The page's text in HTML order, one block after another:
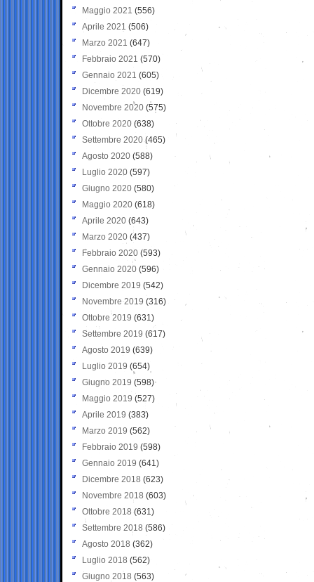
Maggio 2021 (556)
Aprile 2021 (506)
Marzo 2021 (647)
Febbraio 2021 (570)
Gennaio 2021 (605)
Dicembre 2020 (619)
Novembre 2020 (575)
Ottobre 2020 (638)
Settembre 2020(465)
Agosto 2020 (588)
Luglio 2020 (597)
Giugno 2020 (580)
Maggio 2020 (618)
Aprile 2020 (643)
Marzo 2020 (437)
Febbraio 2020 (593)
Gennaio 2020 (596)
Dicembre 2019 (542)
Novembre 2019 (316)
Ottobre 2019 (631)
Settembre 2019 (617)
Agosto 2019 (639)
Luglio 2019 (654)
Giugno 2019 (598)
Maggio 2019 (527)
Aprile 2019 (383)
Marzo 2019 (562)
Febbraio 2019 (598)
Gennaio 2019 (641)
Dicembre 2018 (623)
Novembre 2018 (603)
Ottobre 2018 (631)
Settembre 2018 (586)
Agosto 2018 (362)
Luglio 2018 (562)
Giugno 2018 (563)